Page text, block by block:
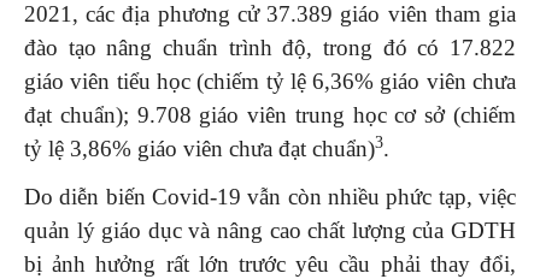
2021, các địa phương cử 37.389 giáo viên tham gia
đào tạo nâng chuẩn trình độ, trong đó có 17.822
giáo viên tiểu học (chiếm tỷ lệ 6,36% giáo viên chưa
đạt chuẩn); 9.708 giáo viên trung học cơ sở (chiếm
tỷ lệ 3,86% giáo viên chưa đạt chuẩn)3.
Do diễn biến Covid-19 vẫn còn nhiều phức tạp, việc
quản lý giáo dục và nâng cao chất lượng của GDTH
bị ảnh hưởng rất lớn trước yêu cầu phải thay đổi,